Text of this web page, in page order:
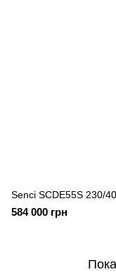
Senci SCDE55S 230/
584 000 грн